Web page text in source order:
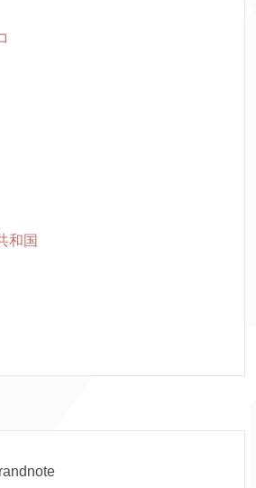
和国